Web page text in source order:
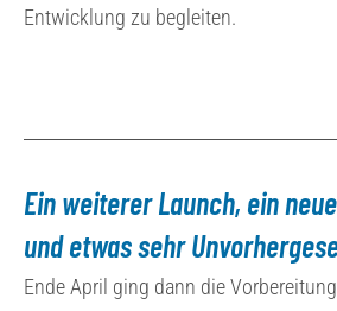
Entwicklung zu begleiten.
Ein weiterer Launch, ein
und etwas sehr
Ende April ging dann die